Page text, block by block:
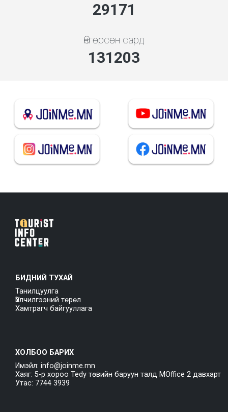
31255
Өнгөрсөн сард
140575
БИДНИЙ ТУХАЙ
Танилцуулга
Үйлчилгээний төрөл
Хамтрагч байгууллага
ХОЛБОО БАРИХ
Имэйл: info@joinme.mn
Хаяг: 5-р хороо Tedy төвийн баруун талд MOffice 2 давхарт
Утас: 7744 3939